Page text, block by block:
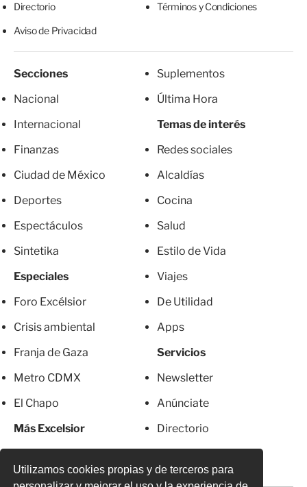
Utilizamos cookies propias y de terceros para
Directorio Términos y Condiciones
Aviso de Privacidad
Secciones
Nacional
Internacional
Finanzas
Ciudad de México
Deportes
Espectáculos
Sintetika
Especiales
Foro Excélsior
Crisis ambiental
Franja de Gaza
Metro CDMX
El Chapo
Más Excelsior
Suplementos
Última Hora
Temas de interés
Redes sociales
Alcaldías
Cocina
Salud
Estilo de Vida
Viajes
De Utilidad
Apps
Servicios
Newsletter
Anúnciate
Directorio